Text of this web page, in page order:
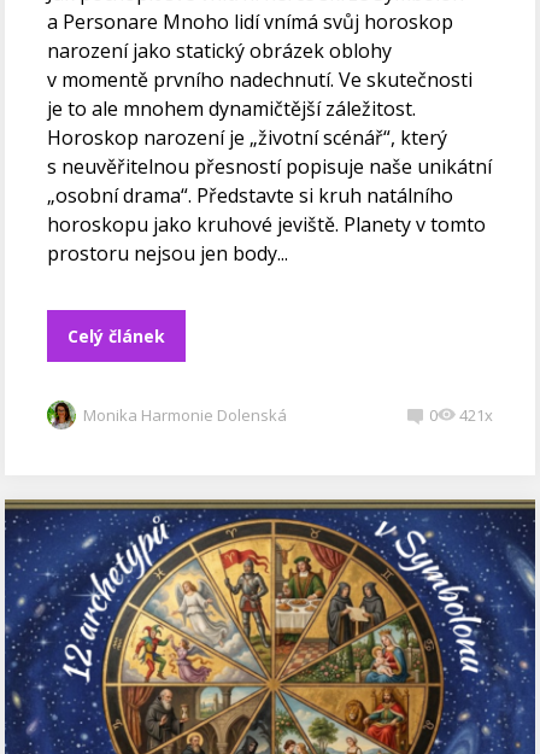
a Personare Mnoho lidí vnímá svůj horoskop
narození jako statický obrázek oblohy
v momentě prvního nadechnutí. Ve skutečnosti
je to ale mnohem dynamičtější záležitost.
Horoskop narození je „životní scénář“, který
s neuvěřitelnou přesností popisuje naše unikátní
„osobní drama“. Představte si kruh natálního
horoskopu jako kruhové jeviště. Planety v tomto
prostoru nejsou jen body...
Celý článek
Monika Harmonie Dolenská 0 421x